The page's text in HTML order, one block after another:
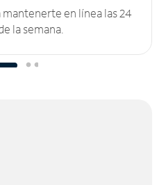
en línea las 24
la semana.